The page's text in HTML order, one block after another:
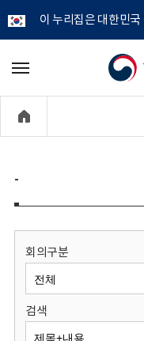
이 누리집은 대한민
개
정
보
원
메
기
-
회의구분
검색